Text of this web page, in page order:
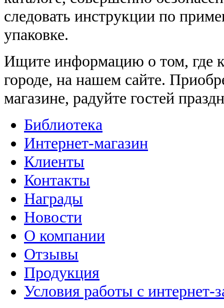
следовать инструкции по
упаковке.
Ищите информацию о том, где
городе, на нашем сайте.
магазине, радуйте гостей
Библиотека
Интернет-магазин
Клиенты
Контакты
Награды
Новости
О компании
Отзывы
Продукция
Условия работы с интернет-